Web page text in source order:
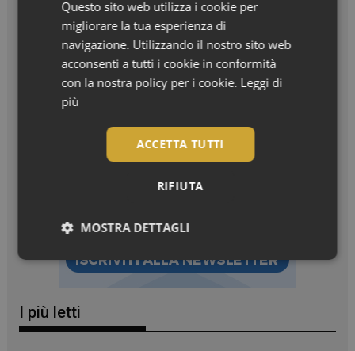
Piedi morbidi e talloni levigati: la beauty routine che parte dal
I più letti
Questo sito web utilizza i cookie per
migliorare la tua esperienza di
navigazione. Utilizzando il nostro sito web
acconsenti a tutti i cookie in conformità
con la nostra policy per i cookie. Leggi di
più
ACCETTA TUTTI
RIFIUTA
MOSTRA DETTAGLI
Necessari